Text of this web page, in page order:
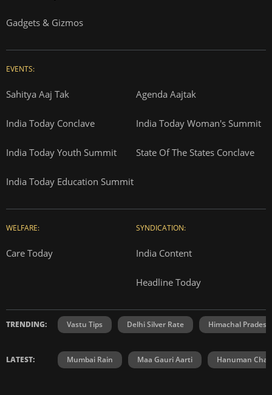
Gadgets & Gizmos
EVENTS:
Sahitya Aaj Tak Agenda Aajtak
India Today Conclave India Today Woman's Summit
India Today Youth Summit State Of The States Conclave
India Today Education Summit
WELFARE:
Care Today
SYNDICATION:
India Content
Headline Today
TRENDING: Vastu Tips Delhi Silver Rate Himachal
LATEST: Mumbai Rain Maa Gauri Aarti Hanuman